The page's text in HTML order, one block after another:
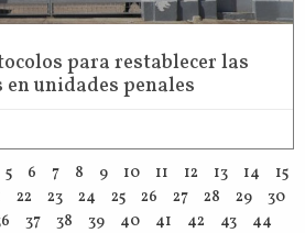
para restablecer las
unidades penales
5 6 7 8 9 10 11 12 13 14
15
22 23 24 25 26 27 28 29
30
37 38 39 40 41 42 43
44